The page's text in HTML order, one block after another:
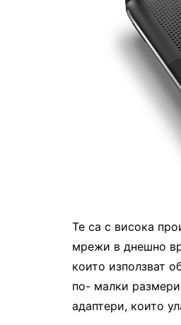
Те са с висока
мрежи в днешно
които използват
по- малки
адаптери, които